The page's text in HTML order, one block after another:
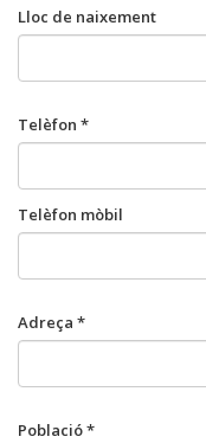
Lloc de naixement
Telèfon *
Telèfon mòbil
Adreça *
Població *